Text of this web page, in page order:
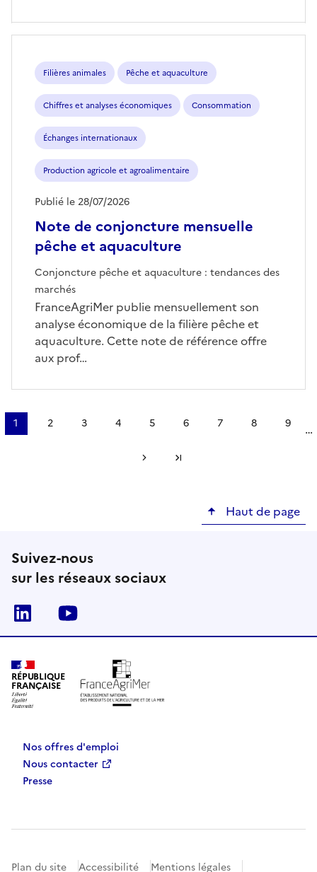
Filières animales Pêche et aquaculture
Chiffres et analyses économiques Consommation
Échanges internationaux
Production agricole et agroalimentaire
Note de conjoncture mensuelle
pêche et aquaculture
Publié le 28/07/2026
Conjoncture pêche et aquaculture : tendances des
marchés
FranceAgriMer publie mensuellement son
analyse économique de la filière pêche et
aquaculture. Cette note de référence offre
aux prof…
Pagination
Page
1 2 3 4 5 6 7 8
Page
9 …
Page suivanteDernière page
Haut de page
Suivez-nous
sur les réseaux sociaux
Linkedin
RÉPUBLIQUE
FRANÇAISE
Nos offres d'emploi
Nous contacter
Presse
Plan du site Accessibilité Mentions légales